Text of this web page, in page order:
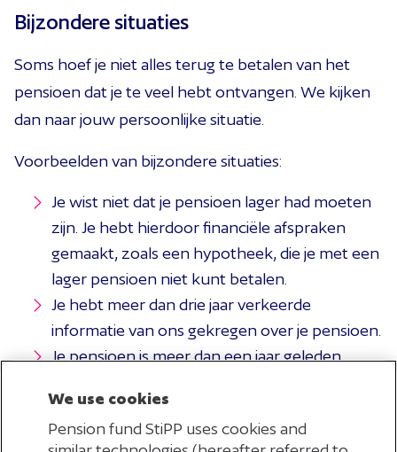
aangepast.
verschil met eerdere uitbetalingen ontvang je
alsnog.
Voorbeeld
blijkt dat dit eigenlijk € 55 per maand had moeten
zijn. Vanaf 1 juni ontvang je € 55 per maand én we
betalen eenmalig € 30 uit (zes maanden x € 5).
Ben je al met pensioen en blijkt uit onze
ontvangen? Dan verlagen we je uitkering naar het
juiste bedrag en nemen we persoonlijk contact met
Normaal verrekenen we het te veel ontvangen
bedrag met je toekomstige pensioenuitkeringen. Je
ontvangt dan tijdelijk een lager pensioen. Wil je
liever in één keer terugbetalen of een
betalingsregeling afspreken? Dat kan. Neem
contact met ons op.
Ontvang je geen uitkering meer? Bijvoorbeeld
Bijzondere situaties
Soms hoef je niet alles terug te betalen van het
pensioen dat je te veel hebt ontvangen. We kijken
dan naar jouw persoonlijke situatie.
Voorbeelden van bijzondere situaties:
Je wist niet dat je pensioen lager had moeten
zijn. Je hebt hierdoor financiële afspraken
gemaakt, zoals een hypotheek, die je met een
lager pensioen niet kunt betalen.
Je hebt meer dan drie jaar verkeerde
informatie van ons gekregen over je pensioen.
Je pensioen is meer dan een jaar geleden
Kun je niet rondkomen met je nieuwe
We use cookies
Pension fund StiPP uses cookies and